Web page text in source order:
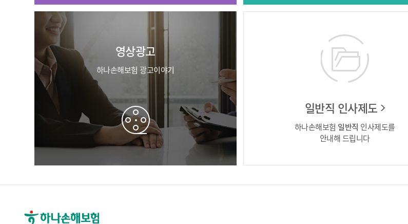
영상광고
하나손해보험 광고이야기
영업직 인사제도
하나손해보험영업직인사제도를
안내해 드립니다
일반직 인사제도
하나손해보험 일반직 인사제도를
안내해 드립니다
이
회